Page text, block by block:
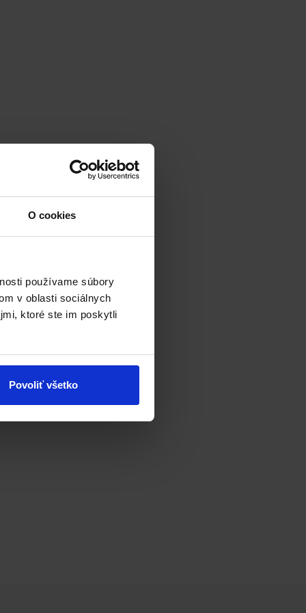
O cookies
používame súbory
v oblasti sociálnych
ktoré ste im poskytli
Povoliť všetko
zrozumiteľne a
potrebujete počítač s